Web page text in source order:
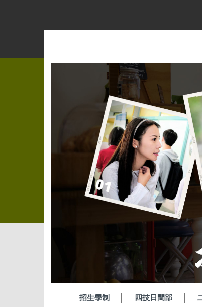
容
招生學制 四技日間部